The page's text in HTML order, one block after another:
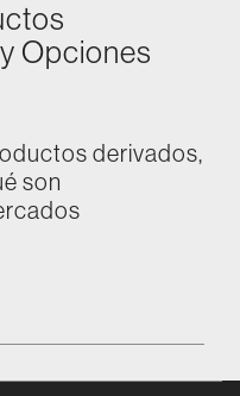
Opciones
derivados,
son